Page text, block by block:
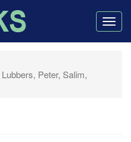
Peter, Salim,